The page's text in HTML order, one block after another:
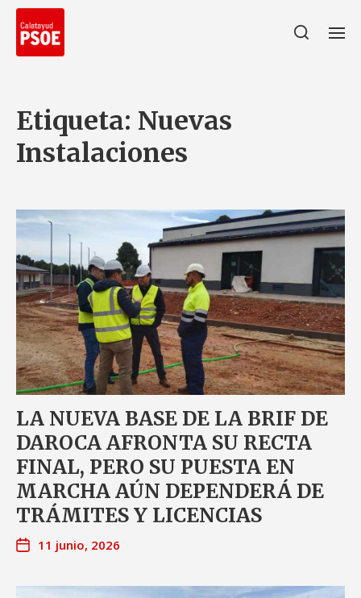
Etiqueta: Nuevas
Instalaciones
LA NUEVA BASE DE LA BRIF DE
DAROCA AFRONTA SU RECTA
FINAL, PERO SU PUESTA EN
MARCHA AÚN DEPENDERÁ DE
TRÁMITES Y LICENCIAS
11 junio, 2026